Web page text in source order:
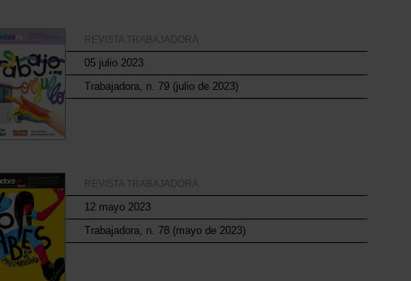
REVISTA TRABAJADORA
05 julio 2023
Trabajadora, n. 79 (julio de 2023)
REVISTA TRABAJADORA
12 mayo 2023
Trabajadora, n. 78 (mayo de 2023)